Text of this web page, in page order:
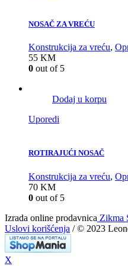
NOSAČ ZA VREĆU
Konstrukcija za vreću,
55 KM
0 out of 5
Dodaj u korpu
Uporedi
ROTIRAJUĆI NOSAČ
Konstrukcija za vreću,
70 KM
0 out of 5
Izrada online prodavnica Zikma
Uslovi korišćenja / © 2023
X